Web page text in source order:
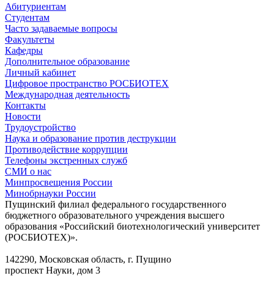
Абитуриентам
Студентам
Часто задаваемые вопросы
Факультеты
Кафедры
Дополнительное образование
Личный кабинет
Цифровое пространство РОСБИОТЕХ
Международная деятельность
Контакты
Новости
Трудоустройство
Наука и образование против деструкции
Противодействие коррупции
Телефоны экстренных служб
СМИ о нас
Минпросвещения России
Минобрнауки России
Пущинский филиал федерального государственного
бюджетного образовательного учреждения высшего
образования «Российский биотехнологический университет
(РОСБИОТЕХ)».
142290, Московская область, г. Пущино
проспект Науки, дом 3